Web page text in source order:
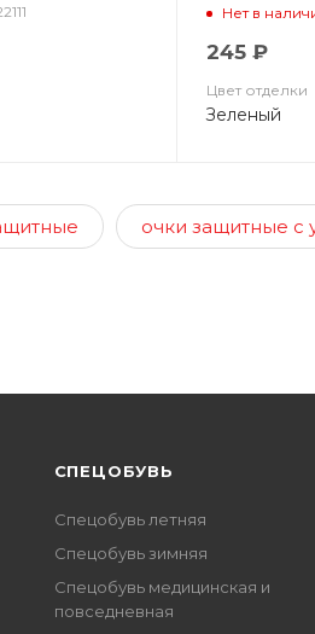
ЗНГ1
арт.22108
Нет в
245 ₽
Цвет отделки
Зеленый
очки защитные с
CПЕЦОБУВЬ
Спецобувь летняя
Спецобувь зимняя
Спецобувь медицинская и
повседневная